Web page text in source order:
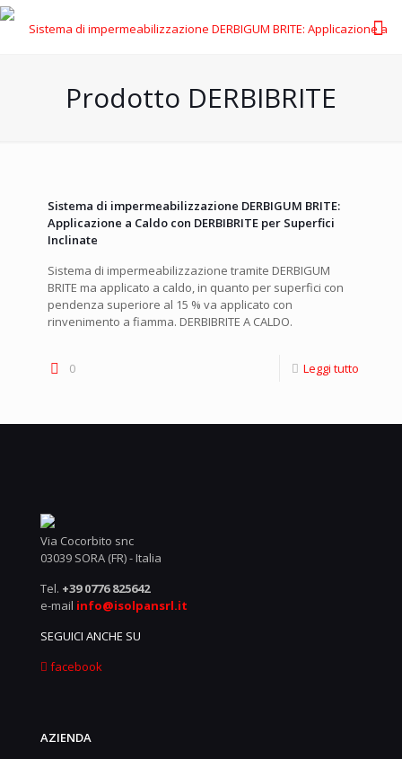
Prodotto DERBIBRITE
Sistema di impermeabilizzazione DERBIGUM BRITE:
Applicazione a Caldo con DERBIBRITE per Superfici
Inclinate
Sistema di impermeabilizzazione tramite DERBIGUM
BRITE ma applicato a caldo, in quanto per superfici con
pendenza superiore al 15 % va applicato con
rinvenimento a fiamma. DERBIBRITE A CALDO.
0 Leggi tutto
Via Cocorbito snc
03039 SORA (FR) - Italia
Tel. +39 0776 825642
e-mail info@isolpansrl.it
SEGUICI ANCHE SU
facebook
AZIENDA